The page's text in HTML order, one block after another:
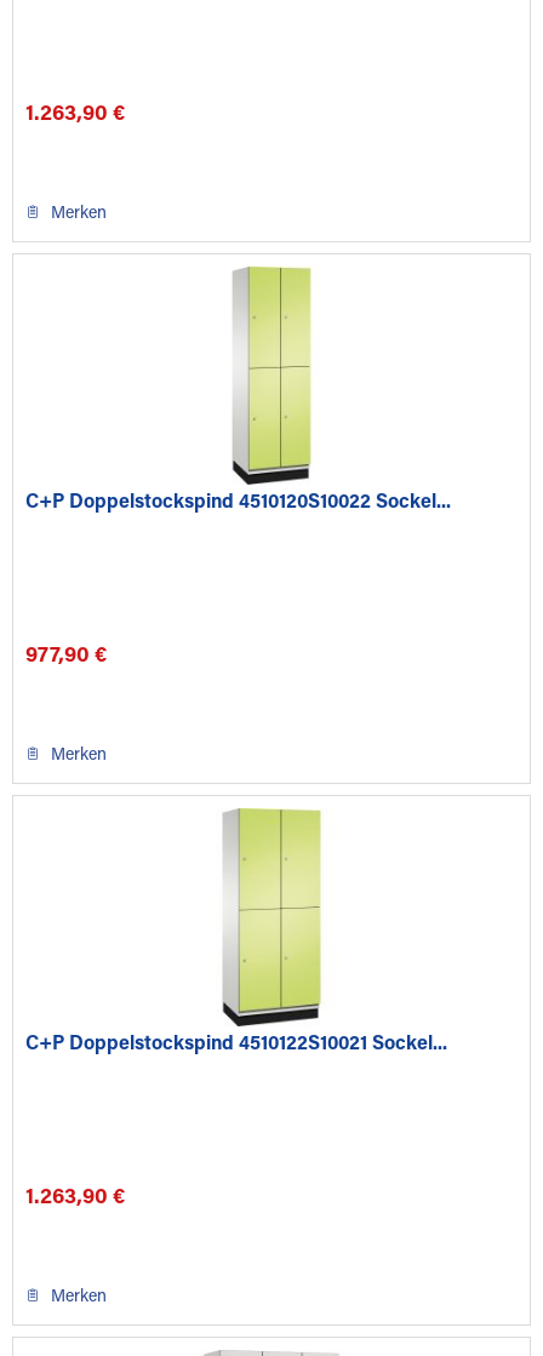
1.263,90 €
Merken
C+P Doppelstockspind 4510120S10022 Sockel...
977,90 €
Merken
C+P Doppelstockspind 4510122S10021 Sockel...
1.263,90 €
Merken